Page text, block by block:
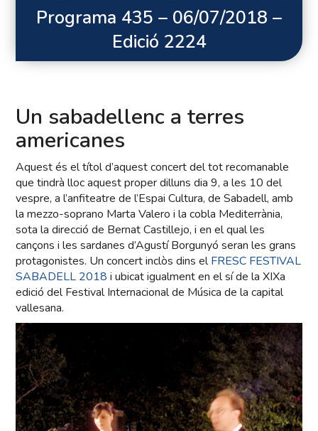
Programa 435 – 06/07/2018 –
Edició 2224
Un sabadellenc a terres
americanes
Aquest és el títol d’aquest concert del tot recomanable
que tindrà lloc aquest proper dilluns dia 9, a les 10 del
vespre, a l’anfiteatre de l’Espai Cultura, de Sabadell, amb
la mezzo-soprano Marta Valero i la cobla Mediterrània,
sota la direcció de Bernat Castillejo, i en el qual les
cançons i les sardanes d’Agustí Borgunyó seran les grans
protagonistes. Un concert inclòs dins elFRESC FESTIVAL
SABADELL 2018 i ubicat igualment en el sí de la XIXa
edició del Festival Internacional de Música de la capital
vallesana.